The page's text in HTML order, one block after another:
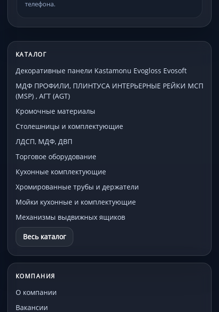
телефона.
КАТАЛОГ
Декоративные панели Kastamonu Evogloss Evosoft
МДФ ПРОФИЛИ, ПЛИНТУСА ИНТЕРЬЕРНЫЕ РЕЙКИ МСП
(MSP) , АГТ (AGT)
Кромочные материалы
Столешницы и комплектующие
ЛДСП, МДФ, ДВП
Торговое оборудование
Кухонные комплектующие
Хромированные трубы и держатели
Мойки кухонные и комплектующие
Механизмы выдвижных ящиков
Весь каталог
КОМПАНИЯ
О компании
Вакансии